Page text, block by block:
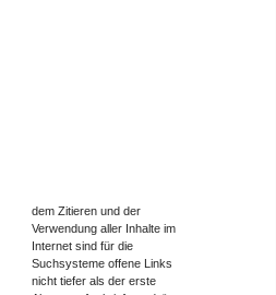
dem Zitieren und der
Verwendung aller Inhalte im
Internet sind für die
Suchsysteme offene Links
nicht tiefer als der erste